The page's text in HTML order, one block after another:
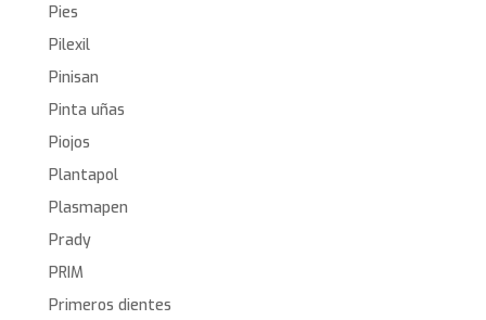
Pies
Pilexil
Pinisan
Pinta uñas
Piojos
Plantapol
Plasmapen
Prady
PRIM
Primeros dientes